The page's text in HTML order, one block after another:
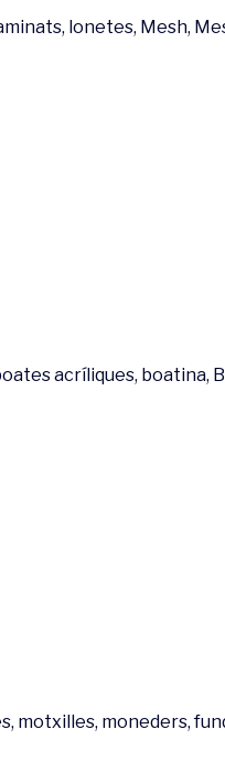
lonetes, Mesh,
acríliques, boatina,
motxilles, moneders,